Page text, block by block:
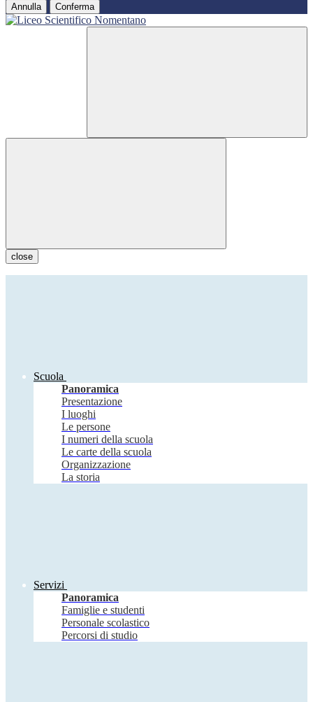
Annulla Conferma
close
Scuola
Panoramica
Presentazione
I luoghi
Le persone
I numeri della scuola
Le carte della scuola
Organizzazione
La storia
Servizi
Panoramica
Famiglie e studenti
Personale scolastico
Percorsi di studio